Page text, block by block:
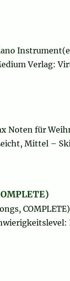
Verlag:
Noten für
Mittel –